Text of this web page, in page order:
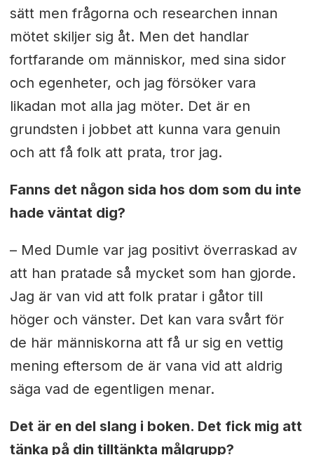
sätt men frågorna och researchen innan
mötet skiljer sig åt. Men det handlar
fortfarande om människor, med sina sidor
och egenheter, och jag försöker vara
likadan mot alla jag möter. Det är en
grundsten i jobbet att kunna vara genuin
och att få folk att prata, tror jag.
Fanns det någon sida hos dom som du inte
hade väntat dig?
– Med Dumle var jag positivt överraskad av
att han pratade så mycket som han gjorde.
Jag är van vid att folk pratar i gåtor till
höger och vänster. Det kan vara svårt för
de här människorna att få ur sig en vettig
mening eftersom de är vana vid att aldrig
säga vad de egentligen menar.
Det är en del slang i boken. Det fick mig att
tänka på din tilltänkta målgrupp?